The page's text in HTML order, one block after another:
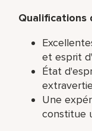
Qualifications
et esprit
État
extravertie
Une
constitue